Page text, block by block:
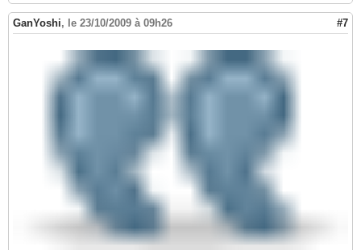
GanYoshi, le 23/10/2009 à 09h26 #7